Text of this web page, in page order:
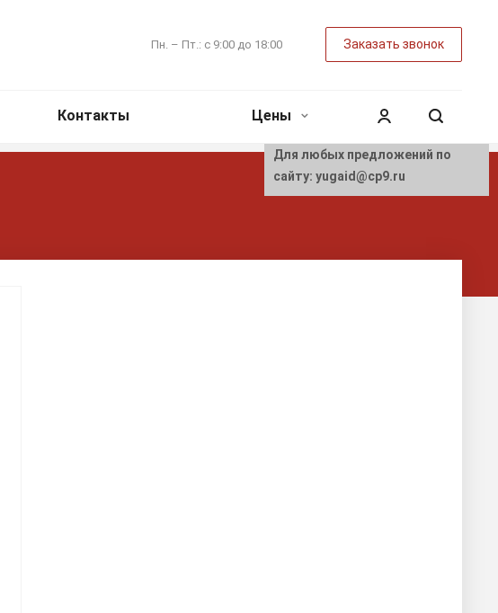
Пн. – Пт.: с 9:00 до 18:00 Заказать звонок
Контакты Цены
Для любых предложений по
сайту: yugaid@cp9.ru